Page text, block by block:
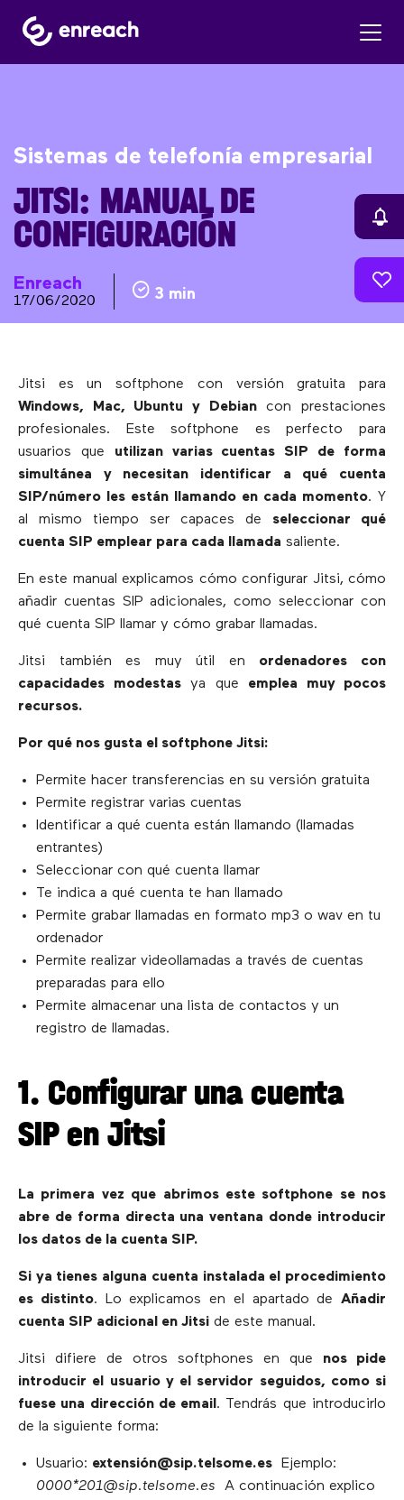
Sistemas de telefonía empresarial
JITSI: MANUAL DE
CONFIGURACIÓN
Enreach
17/06/2020 3 min
Jitsi es un softphone con versión gratuita para
Windows, Mac, Ubuntu y Debiancon prestaciones
profesionales. Este softphone es perfecto para
usuarios que utilizan varias cuentas SIP de forma
simultánea y necesitan identificar a qué cuenta
SIP/número les están llamando en cada momento. Y
al mismo tiempo ser capaces de seleccionar qué
cuenta SIP emplear para cada llamada saliente.
En este manual explicamos cómo configurar Jitsi, cómo
añadir cuentas SIP adicionales, como seleccionar con
qué cuenta SIP llamar y cómo grabar llamadas.
Jitsi también es muy útil en ordenadores con
capacidades modestasya que emplea muy pocos
recursos.
Por qué nos gusta el softphone Jitsi:
Permite hacer transferencias en su versión gratuita
Permite registrar varias cuentas
Identificar a qué cuenta están llamando (llamadas
entrantes)
Seleccionar con qué cuenta llamar
Te indica a qué cuenta te han llamado
Permite grabar llamadas en formato mp3 o wav en tu
ordenador
Permite realizar videollamadas a través de cuentas
preparadas para ello
Permite almacenar una lista de contactos y un
registro de llamadas.
1. Configurar una cuenta
SIP en Jitsi
La primera vez que abrimos este softphone se nos
abre de forma directa una ventana donde introducir
los datos de la cuenta SIP.
Si ya tienes alguna cuenta instalada el procedimiento
es distinto. Lo explicamos en el apartado de Añadir
cuenta SIP adicional en Jitsi de este manual.
Jitsi difiere de otros softphones en que nos pide
introducir el usuario y el servidor seguidos, como si
fuese una dirección de email . Tendrás que introducirlo
de la siguiente forma:
Usuario: extensión@sip.telsome.es Ejemplo:
0000*201@sip.telsome.es A continuación explico